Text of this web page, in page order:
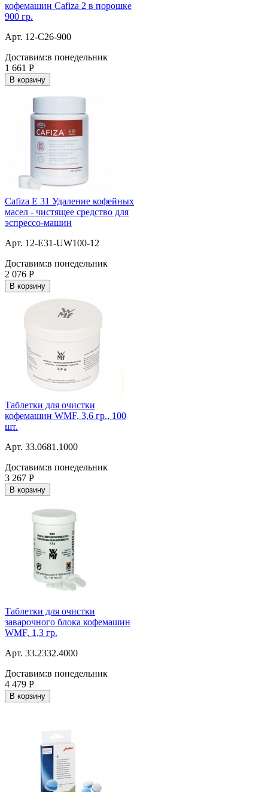
кофемашин Cafiza 2 в порошке
900 гр.
Арт. 12-C26-900
Доставим:в понедельник
1 661 Р
В корзину
Cafiza E 31 Удаление кофейных
масел - чистящее средство для
эспрессо-машин
Арт. 12-E31-UW100-12
Доставим:в понедельник
2 076 Р
В корзину
Таблетки для очистки
кофемашин WMF, 3,6 гр., 100
шт.
Арт. 33.0681.1000
Доставим:в понедельник
3 267 Р
В корзину
Таблетки для очистки
заварочного блока кофемашин
WMF, 1,3 гр.
Арт. 33.2332.4000
Доставим:в понедельник
4 479 Р
В корзину